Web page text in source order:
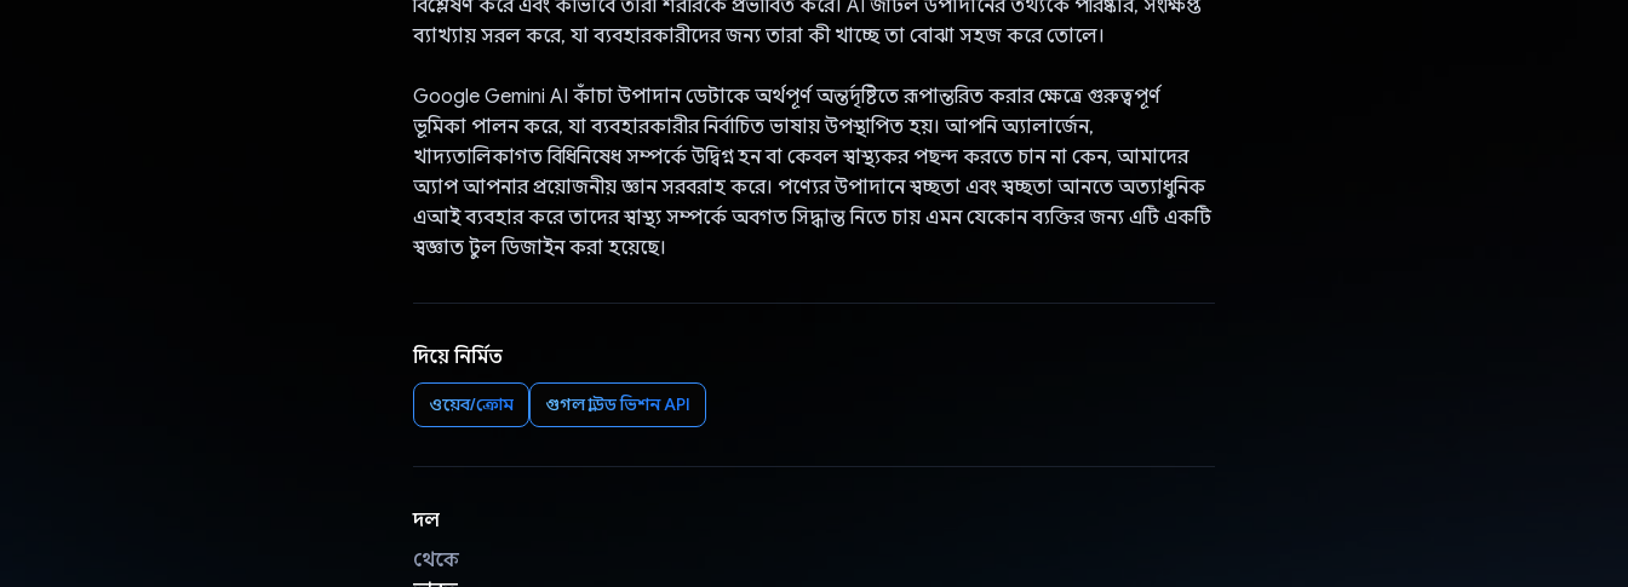
বিশ্লেষণ করে এবং কীভাবে তারা শরীরকে প্রভাবিত করে। AI জটিল উপাদানের তথ্যকে পরিষ্কার, সংক্ষিপ্ত
ব্যাখ্যায় সরল করে, যা ব্যবহারকারীদের জন্য তারা কী খাচ্ছে তা বোঝা সহজ করে তোলে।
Google Gemini AI কাঁচা উপাদান ডেটাকে অর্থপূর্ণ অন্তর্দৃষ্টিতে রূপান্তরিত করার ক্ষেত্রে গুরুত্বপূর্ণ
ভূমিকা পালন করে, যা ব্যবহারকারীর নির্বাচিত ভাষায় উপস্থাপিত হয়। আপনি অ্যালার্জেন,
খাদ্যতালিকাগত বিধিনিষেধ সম্পর্কে উদ্বিগ্ন হন বা কেবল স্বাস্থ্যকর পছন্দ করতে চান না কেন, আমাদের
অ্যাপ আপনার প্রয়োজনীয় জ্ঞান সরবরাহ করে। পণ্যের উপাদানে স্বচ্ছতা এবং স্বচ্ছতা আনতে অত্যাধুনিক
এআই ব্যবহার করে তাদের স্বাস্থ্য সম্পর্কে অবগত সিদ্ধান্ত নিতে চায় এমন যেকোন ব্যক্তির জন্য এটি একটি
স্বজ্ঞাত টুল ডিজাইন করা হয়েছে।
দিয়ে নির্মিত
ওয়েব/ক্রোম গুগল ক্লাউড ভিশন API
দল
থেকে